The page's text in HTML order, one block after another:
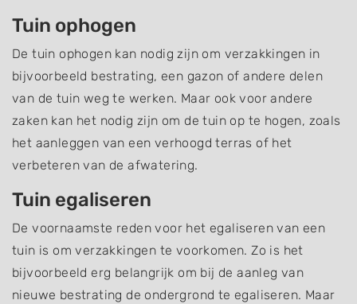
Tuin ophogen
De tuin ophogen kan nodig zijn om verzakkingen in
bijvoorbeeld bestrating, een gazon of andere delen
van de tuin weg te werken. Maar ook voor andere
zaken kan het nodig zijn om de tuin op te hogen, zoals
het aanleggen van een verhoogd terras of het
verbeteren van de afwatering.
Tuin egaliseren
De voornaamste reden voor het egaliseren van een
tuin is om verzakkingen te voorkomen. Zo is het
bijvoorbeeld erg belangrijk om bij de aanleg van
nieuwe bestrating de ondergrond te egaliseren. Maar